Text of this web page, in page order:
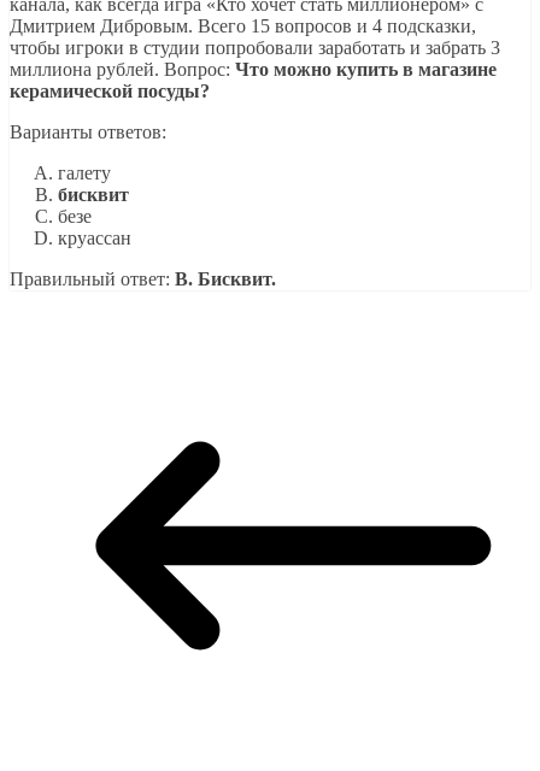
Дмитрием Дибровым. Всего 15 вопросов и 4 подсказки,
чтобы игроки в студии попробовали заработать и забрать 3
миллиона рублей. Вопрос: Что можно купить в магазине
керамической посуды?
Варианты ответов:
галету
бисквит
безе
круассан
Правильный ответ: B. Бисквит.